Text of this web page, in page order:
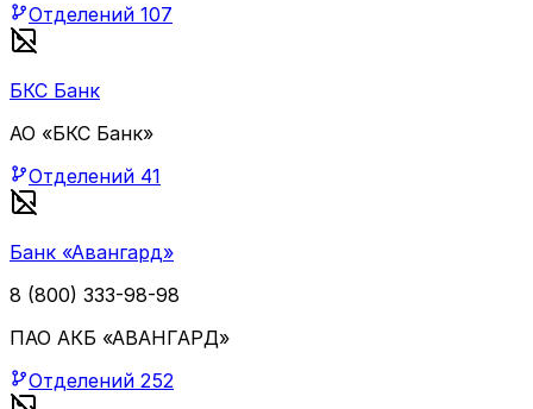
Отделений 107
БКС Банк
АО «БКС Банк»
Отделений 41
Банк «Авангард»
8 (800) 333-98-98
ПАО АКБ «АВАНГАРД»
Отделений 252